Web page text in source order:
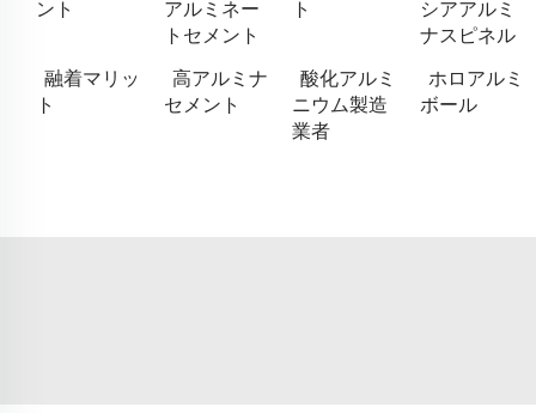
ント
アルミネー
トセメント
ト
シアアルミ
ナスピネル
融着マリッ
ト
高アルミナ
セメント
酸化アルミ
ニウム製造
業者
ホロアルミ
ボール